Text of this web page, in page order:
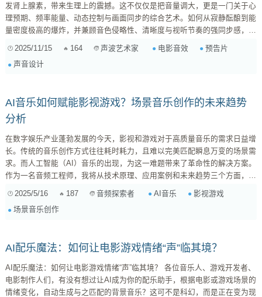
发肾上腺素，带来生理上的震撼。这不仅仅是把音量调大，更是一门关于心
理预期、频率能量、动态控制与画面同步的综合艺术。如何从寂静酝酿到能
量密度极高的爆炸，并兼顾音色侵略性、清晰度与视听节奏的强同步感，尤
的铺垫。寂静不是声音的缺失，而是对预期和紧张感的有效管理。 动态对
2025/11/15 164 声波艺术家 电影音效
预告片
声音设计
AI音乐如何赋能影视游戏？场景音乐创作的未来趋势
分析
在数字娱乐产业蓬勃发展的今天，影视和游戏对于高质量音乐的需求日益增
长。传统的音乐创作方式往往耗时耗力，且难以完美匹配瞬息万变的场景需
求。而人工智能（AI）音乐的出现，为这一难题带来了革命性的解决方案。
作为一名音频工程师，我将从技术原理、应用案例和未来趋势三个方面，深
一、AI音乐的技术原理：从算法到情感表达 AI音乐并非横空出世，而是建
立在深度学习、自然语言处理和音乐理论等多个学科的交叉融合之上。其核
2025/5/16 187 音频探索者 AI音乐
影视游戏
场景音乐创作
AI配乐魔法：如何让电影游戏情绪“声”临其境？
AI配乐魔法：如何让电影游戏情绪“声”临其境？ 各位音乐人、游戏开发者、
电影制作人们，有没有想过让AI成为你的配乐助手，根据电影或游戏场景的
情绪变化，自动生成与之匹配的背景音乐？这可不是科幻，而是正在变为现